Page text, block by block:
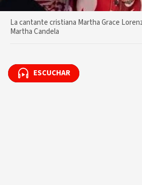
La cantante cristiana Martha Grace
Martha Candela
ESCUCHAR
ESCUCHAR